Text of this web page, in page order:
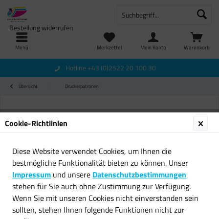
Menü Warenkorb
Merkzettel
Bestellung widerrufen
Mein Konto
Hotline +43 (0)2522 20 100 30
Übersicht Druckerpatronen
Cookie-Richtlinien
Diese Website verwendet Cookies, um Ihnen die
bestmögliche Funktionalität bieten zu können. Unser
Impressum und unsere Datenschutzbestimmungen
stehen für Sie auch ohne Zustimmung zur Verfügung.
Wenn Sie mit unseren Cookies nicht einverstanden sein
sollten, stehen Ihnen folgende Funktionen nicht zur